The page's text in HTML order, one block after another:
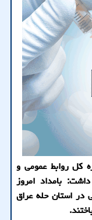
کل روابط عمومی و
بامداد امروز
در استان حله عراق